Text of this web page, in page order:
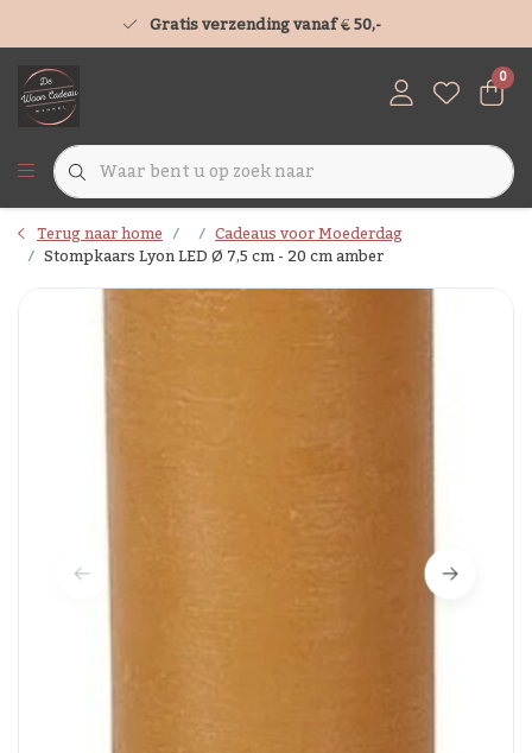
Gratis verzending vanaf € 50,-
0
Terug naar home Cadeaus voor Moederdag
Stompkaars Lyon LED Ø 7,5 cm - 20 cm amber